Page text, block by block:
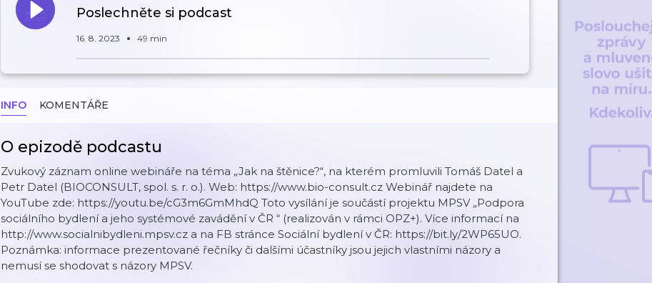
Poslechněte si podcast
16. 8. 2023 49 min
INFO KOMENTÁŘE
O epizodě podcastu
Zvukový záznam online webináře na téma „Jak na štěnice?“, na kterém promluvili Tomáš Datel a
Petr Datel (BIOCONSULT, spol. s. r. o.). Web: https://www.bio-consult.cz Webinář najdete na
YouTube zde: https://youtu.be/cG3m6GmMhdQ Toto vysílání je součástí projektu MPSV „Podpora
sociálního bydlení a jeho systémové zavádění v ČR “ (realizován v rámci OPZ+). Více informací na
http://www.socialnibydleni.mpsv.cz a na FB stránce Sociální bydlení v ČR: https://bit.ly/2WP65UO.
Poznámka: informace prezentované řečníky či dalšími účastníky jsou jejich vlastními názory a
nemusí se shodovat s názory MPSV.